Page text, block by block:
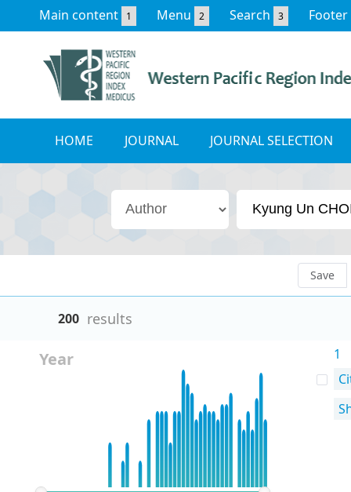
Main content 1 Menu 2 Search 3 Footer
HOME JOURNAL JOURNAL SELECTION
Save
200 results
Year
1